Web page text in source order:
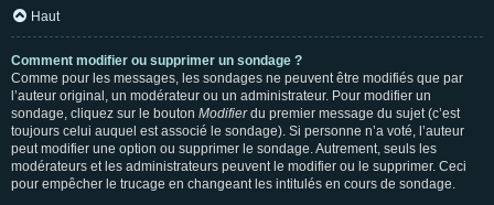
Haut
Comment modifier ou supprimer un sondage ?
Comme pour les messages, les sondages ne peuvent être modifiés que par
l’auteur original, un modérateur ou un administrateur. Pour modifier un
sondage, cliquez sur le bouton Modifierdu premier message du sujet (c’est
toujours celui auquel est associé le sondage). Si personne n’a voté, l’auteur
peut modifier une option ou supprimer le sondage. Autrement, seuls les
modérateurs et les administrateurs peuvent le modifier ou le supprimer. Ceci
pour empêcher le trucage en changeant les intitulés en cours de sondage.